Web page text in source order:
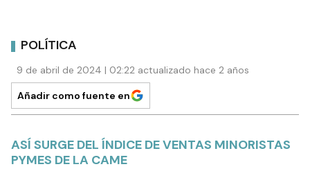
POLÍTICA
9 de abril de 2024 | 02:22 actualizado hace 2 años
Añadir como fuente en
ASÍ SURGE DEL ÍNDICE DE VENTAS MINORISTAS
PYMES DE LA CAME